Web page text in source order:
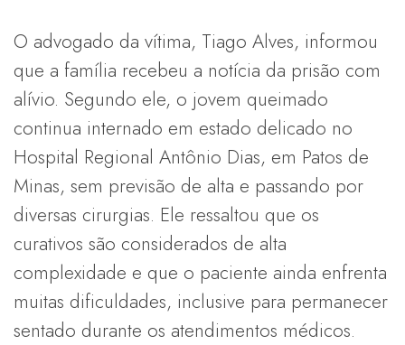
O advogado da vítima, Tiago Alves, informou
que a família recebeu a notícia da prisão com
alívio. Segundo ele, o jovem queimado
continua internado em estado delicado no
Hospital Regional Antônio Dias, em Patos de
Minas, sem previsão de alta e passando por
diversas cirurgias. Ele ressaltou que os
curativos são considerados de alta
complexidade e que o paciente ainda enfrenta
muitas dificuldades, inclusive para permanecer
sentado durante os atendimentos médicos.